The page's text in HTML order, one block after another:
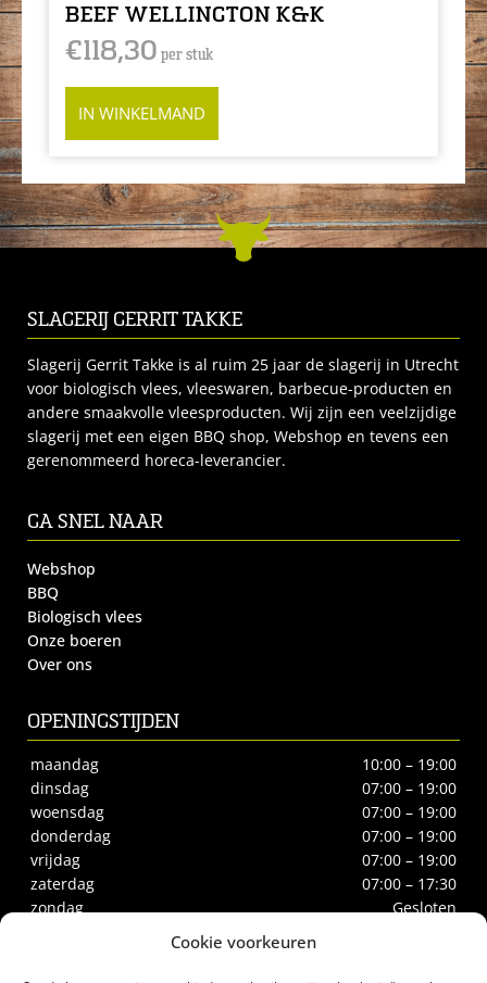
Cookie voorkeuren
BEEF WELLINGTON K&K
€118,30 per stuk
IN WINKELMAND
SLAGERIJ GERRIT TAKKE
Slagerij Gerrit Takke is al ruim 25 jaar de slagerij in Utrecht
voor biologisch vlees, vleeswaren, barbecue-producten en
andere smaakvolle vleesproducten. Wij zijn een veelzijdige
slagerij met een eigen BBQ shop, Webshop en tevens een
gerenommeerd horeca-leverancier.
GA SNEL NAAR
Webshop
BBQ
Biologisch vlees
Onze boeren
Over ons
OPENINGSTIJDEN
maandag
10:00 – 19:00
dinsdag
07:00 – 19:00
woensdag
07:00 – 19:00
donderdag
07:00 – 19:00
vrijdag
07:00 – 19:00
zaterdag
07:00 – 17:30
zondag
Gesloten